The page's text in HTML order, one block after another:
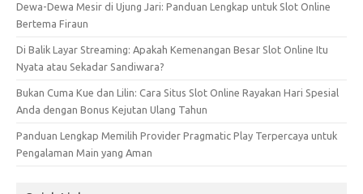
Dewa-Dewa Mesir di Ujung Jari: Panduan Lengkap untuk Slot Online
Bertema Firaun
Di Balik Layar Streaming: Apakah Kemenangan Besar Slot Online Itu
Nyata atau Sekadar Sandiwara?
Bukan Cuma Kue dan Lilin: Cara Situs Slot Online Rayakan Hari Spesial
Anda dengan Bonus Kejutan Ulang Tahun
Panduan Lengkap Memilih Provider Pragmatic Play Terpercaya untuk
Pengalaman Main yang Aman